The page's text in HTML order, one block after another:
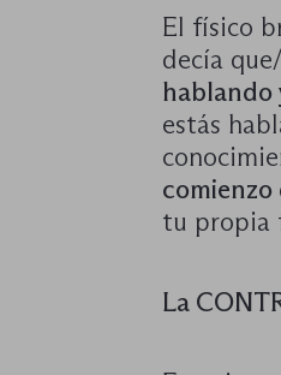
El físico
decía que/
hablando
estás
tu propia
La